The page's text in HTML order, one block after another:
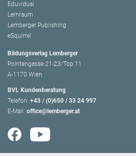
Eduvidual
Lernraum
Lemberger Publishing
eSquirrel
Bildungsverlag Lemberger
Pointengasse 21-23/Top 11
A-1170 Wien
BVL Kundenberatung
Telefon: +43 / (0)650 / 33 24 997
E-Mail: office@lemberger.at